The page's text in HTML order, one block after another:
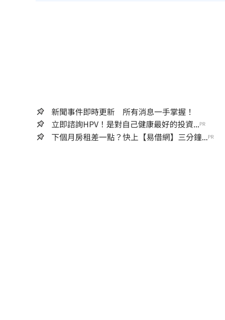
新聞事件即時更新 所有消息一手掌握！
立即諮詢HPV！是對自己健康最好的投資...PR
下個月房租差一點？快上【易借網】三分鐘...PR